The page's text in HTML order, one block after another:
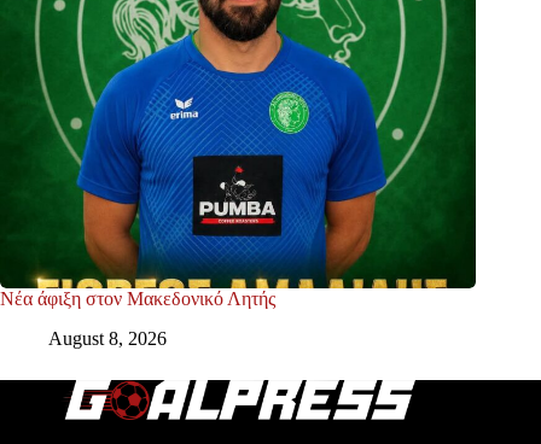
Νέα άφιξη στον Μακεδονικό Λητής
August 8, 2026